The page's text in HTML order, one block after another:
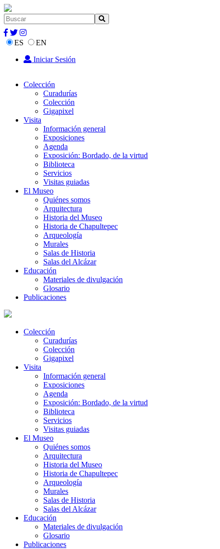
ES
EN
Iniciar Sesión
Colección
Curadurías
Colección
Gigapixel
Visita
Información general
Exposiciones
Agenda
Exposición: Bordado, de la virtud
Biblioteca
Servicios
Visitas guiadas
El Museo
Quiénes somos
Arquitectura
Historia del Museo
Historia de Chapultepec
Arqueología
Murales
Salas de Historia
Salas del Alcázar
Educación
Materiales de divulgación
Glosario
Publicaciones
Colección
Curadurías
Colección
Gigapixel
Visita
Información general
Exposiciones
Agenda
Exposición: Bordado, de la virtud
Biblioteca
Servicios
Visitas guiadas
El Museo
Quiénes somos
Arquitectura
Historia del Museo
Historia de Chapultepec
Arqueología
Murales
Salas de Historia
Salas del Alcázar
Educación
Materiales de divulgación
Glosario
Publicaciones